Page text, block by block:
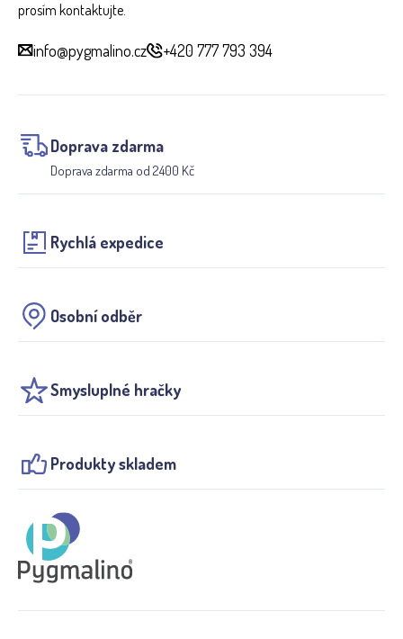
prosím kontaktujte.
info@pygmalino.cz +420 777 793 394
Doprava zdarma
Doprava zdarma od 2400 Kč
Rychlá expedice
Osobní odběr
Smysluplné hračky
Produkty skladem